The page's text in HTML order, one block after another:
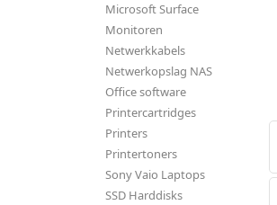
Microsoft Surface
Monitoren
Netwerkkabels
Netwerkopslag NAS
Office software
Printercartridges
Printers
Printertoners
Sony Vaio Laptops
SSD Harddisks